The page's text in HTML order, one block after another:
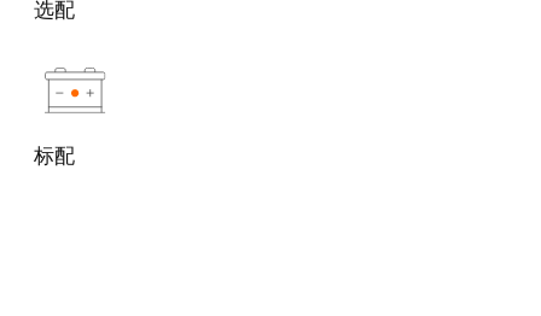
选配
标配